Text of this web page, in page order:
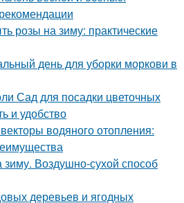
розы на зиму: практические
день для уборки моркови в
Сад для посадки цветочных
и удобство
водяного отопления:
Воздушно-сухой способ
деревьев и ягодных